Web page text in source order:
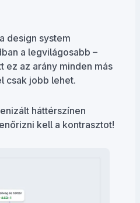
design system
a legvilágosabb –
ez az arány minden más
csak jobb lehet.
háttérszínen
kell a kontrasztot!